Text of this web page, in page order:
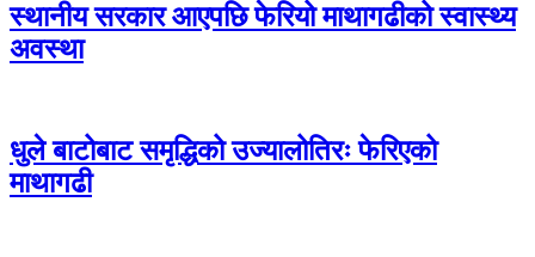
स्थानीय सरकार आएपछि फेरियो माथागढीको स्वास्थ्य
अवस्था
धुले बाटोबाट समृद्धिको उज्यालोतिरः फेरिएको
माथागढी